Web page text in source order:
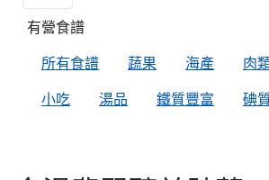
有營食譜
所有食譜
蔬果 海產 肉
小吃
湯品 鐵質豐富 碘